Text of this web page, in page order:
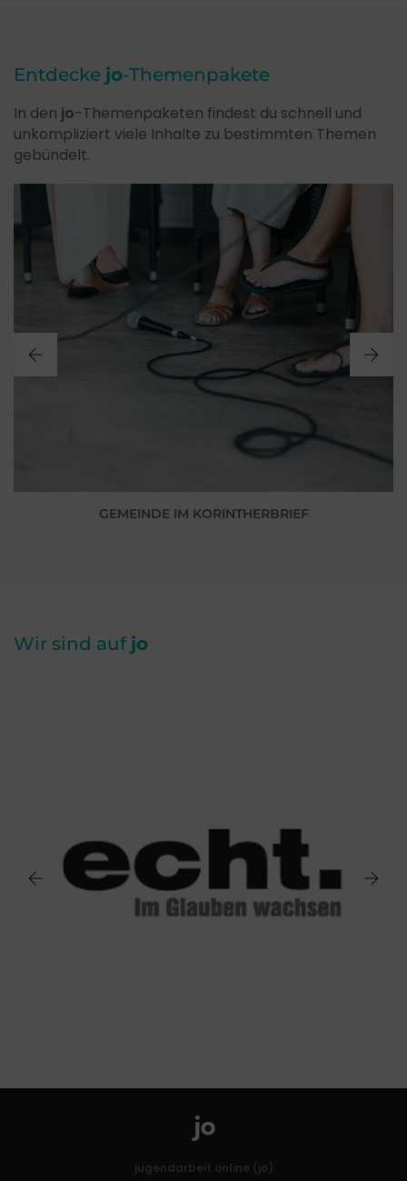
Entdecke jo-Themenpakete
In den jo-Themenpaketen findest du schnell und
unkompliziert viele Inhalte zu bestimmten Themen
gebündelt.
GEMEINDE IM KORINTHERBRIEF
Wir sind auf jo
jugendarbeit.online (jo)